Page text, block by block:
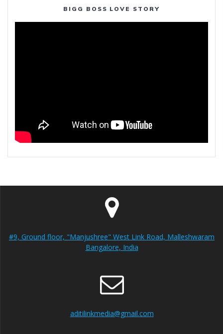
BIGG BOSS LOVE STORY
#9, Ground floor, "Manjushree" West Link Road, Malleshwaram
Bangalore, India
aditilinkmedia@gmail.com